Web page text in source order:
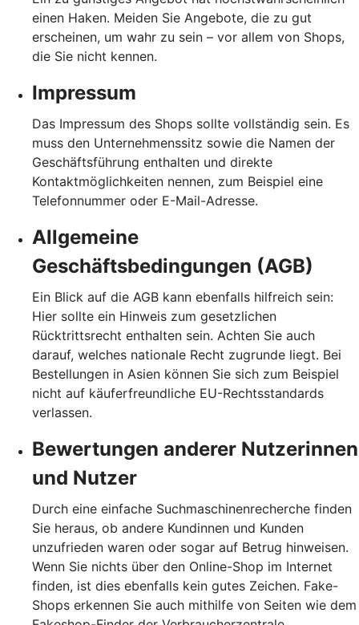
einen Haken. Meiden Sie Angebote, die zu gut
erscheinen, um wahr zu sein – vor allem von Shops,
die Sie nicht kennen.
Impressum
Das Impressum des Shops sollte vollständig sein. Es
muss den Unternehmenssitz sowie die Namen der
Geschäftsführung enthalten und direkte
Kontaktmöglichkeiten nennen, zum Beispiel eine
Telefonnummer oder E-Mail-Adresse.
Allgemeine
Geschäftsbedingungen (AGB)
Ein Blick auf die AGB kann ebenfalls hilfreich sein:
Hier sollte ein Hinweis zum gesetzlichen
Rücktrittsrecht enthalten sein. Achten Sie auch
darauf, welches nationale Recht zugrunde liegt. Bei
Bestellungen in Asien können Sie sich zum Beispiel
nicht auf käuferfreundliche EU-Rechtsstandards
verlassen.
Bewertungen anderer Nutzerinnen
und Nutzer
Durch eine einfache Suchmaschinenrecherche finden
Sie heraus, ob andere Kundinnen und Kunden
unzufrieden waren oder sogar auf Betrug hinweisen.
Wenn Sie nichts über den Online-Shop im Internet
finden, ist dies ebenfalls kein gutes Zeichen. Fake-
Shops erkennen Sie auch mithilfe von Seiten wie dem